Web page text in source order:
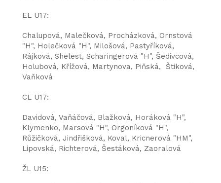
EL U17:
Chalupová, Malečková, Procházková, Ornstová
"H", Holečková "H", Milošová, Pastyříková,
Rájková, Shelest, Scharingerová "H", Šedivcová,
Holubová, Křížová, Martynova, Piňská, Štiková,
Vaňková
CL U17:
Davidová, Vaňáčová, Blažková, Horáková "H",
Klymenko, Marsová "H", Orgoníková "H",
Růžičková, Jindřišková, Koval, Kricnerová "HM",
Lipovská, Richterová, Šestáková, Zaoralová
ŽL U15: